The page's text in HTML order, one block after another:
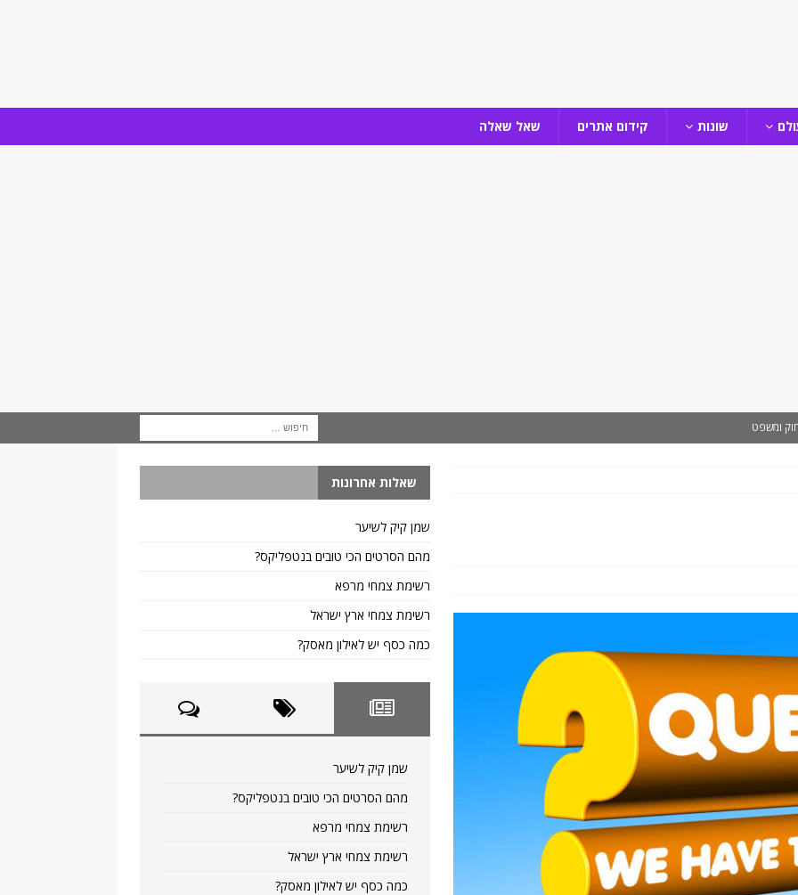
שונות קידום אתרים שאל שאלה
ומשפט
איך כותבים ח.פ
של ליטר מים?
מידות ומשקלים
שאלות אחרונות
שמן קיק לשיער
מהם הסרטים הכי טובים בנטפליקס?
רשימת צמחי מרפא
רשימת צמחי ארץ ישראל
כמה כסף יש לאילון מאסק?
שמן קיק לשיער
מהם הסרטים הכי טובים בנטפליקס?
רשימת צמחי מרפא
רשימת צמחי ארץ ישראל
כמה כסף יש לאילון מאסק?